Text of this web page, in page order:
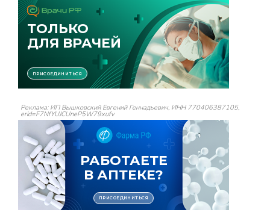
Реклама: ИП Вышковский Евгений Геннадьевич, ИНН 770406387105,
erid=F7NfYUJCUneP5W79xufv